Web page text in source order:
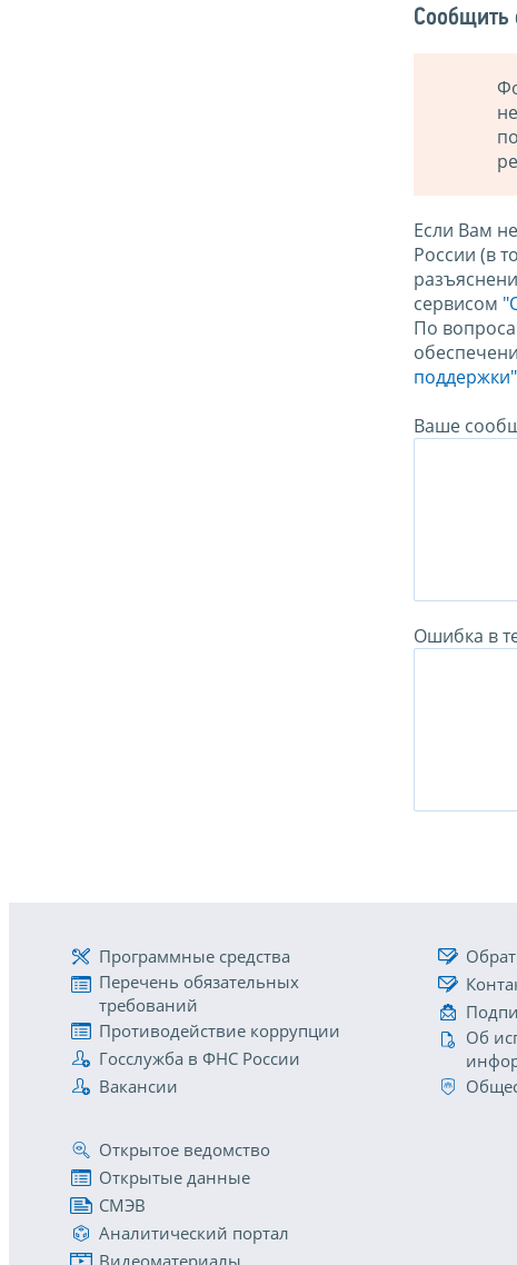
Сообщить
Если Вам
России (в
сервисом
По
Ваше
Ошибка в
Программные средства
Перечень обязательных
требований
Противодействие коррупции
Госслужба в ФНС России
Вакансии
Об
Открытое ведомство
Открытые данные
СМЭВ
Аналитический портал